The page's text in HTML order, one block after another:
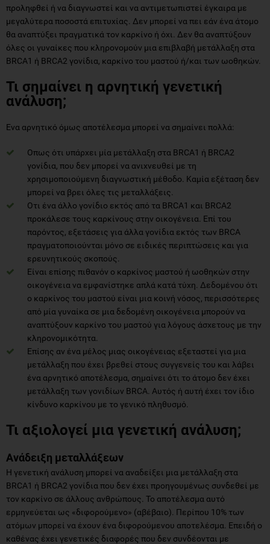
προληφθεί ή να διαγνωστεί και να αντιμετωπιστεί έγκαιρα με
μεγαλύτερα ποσοστά επιτυχίας. Δεν μπορεί να πει εάν ένα άτομο
θα αναπτύξει πραγματικά τον καρκίνο ή όχι. Δεν θα αναπτύξουν
όλες οι γυναίκες που κληρονομούν μια επιβλαβή μετάλλαξη στα
BRCA1 ή BRCA2 γονίδια, καρκίνο του μαστού ή/και των ωοθηκών.
Τι σημαίνει η αρνητική γενετική
ανάλυση;
Ενα αρνητικό όμως αποτέλεσμα μπορεί να σημαίνει πολλά:
Οπως ότι υπάρχει μία μετάλλαξη στα BRCA1 ή BRCA2
γονίδια, που δεν μπορεί να ανιχνευθεί με τη
χρησιμοποιούμενη διαγνωστική μέθοδο. Καμία εξέταση δεν
μπορεί να βρει όλες τις μεταλλάξεις.
Οτι ένα άλλο γονίδιο εκτός από τα BRCA1 και BRCA2
προκάλεσε τους καρκίνους στην οικογένεια. Επί του
παρόντος, εξετάσεις για άλλα γονίδια εκτός των BRCA
πραγματοποιούνται μόνο σε ειδικές περιπτώσεις και για
ερευνητικούς σκοπούς.
Είναι επίσης πιθανόν ο καρκίνος μαστού ή ωοθηκών στην
οικογένεια να εμφανίστηκε απλά κατά τύχη. Δεδομένου ότι
ο καρκίνος του μαστού είναι μια κοινή νόσος, περισσότερες
από μία γυναίκα σε μια δεδομένη οικογένεια μπορούν να
αναπτύξουν καρκίνο του μαστού για λόγους άσχετους με την
κληρονομικότητα.
Επίσης αν ένα μέλος μιας οικογένειας εξεταστεί για μια
μετάλλαξη που έχει βρεθεί στους συγγενείς του και λάβει
ένα αρνητικό αποτέλεσμα, σημαίνει ότι το άτομο δεν έχει
μετάλλαξη των γονιδίων BRCA. Αυτός ή αυτή έχει τον ίδιο
κίνδυνο καρκίνου με το γενικό πληθυσμό.
Τι αξιολογεί μια γενετική ανάλυση;
Ανάδειξη μεταλλάξεων
Η γενετική ανάλυση μπορεί να αναδείξει μια μετάλλαξη στα
BRCA1 ή BRCA2 γονίδια που δεν έχει προηγουμένως συνδεθεί με
τον καρκίνο σε άλλους ανθρώπους. Το αποτέλεσμα αυτό
ερμηνεύεται ως «διφορούμενο» (αβέβαιο). Περίπου 10% των
ατόμων μπορεί να έχουν ένα διφορούμενου αποτελέσμα. Επειδή ο
καθένας έχει γενετικές διαφορές που δεν συνδέονται με